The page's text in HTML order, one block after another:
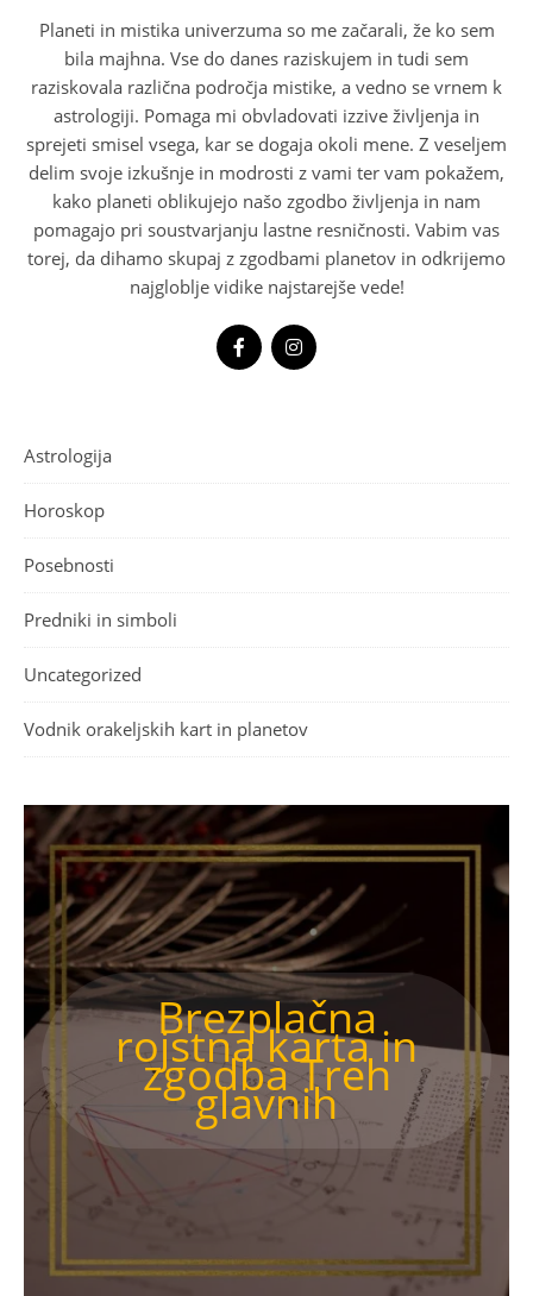
Planeti in mistika univerzuma so me začarali, že ko sem
bila majhna. Vse do danes raziskujem in tudi sem
raziskovala različna področja mistike, a vedno se vrnem k
astrologiji. Pomaga mi obvladovati izzive življenja in
sprejeti smisel vsega, kar se dogaja okoli mene. Z veseljem
delim svoje izkušnje in modrosti z vami ter vam pokažem,
kako planeti oblikujejo našo zgodbo življenja in nam
pomagajo pri soustvarjanju lastne resničnosti. Vabim vas
torej, da dihamo skupaj z zgodbami planetov in odkrijemo
najgloblje vidike najstarejše vede!
Astrologija
Horoskop
Posebnosti
Predniki in simboli
Uncategorized
Vodnik orakeljskih kart in planetov
Brezplačna
rojstna karta in
zgodba Treh
glavnih